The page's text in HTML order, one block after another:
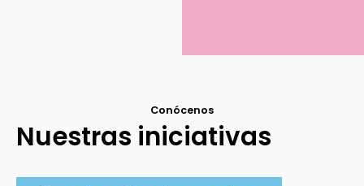
Conócenos
Nuestras iniciativas